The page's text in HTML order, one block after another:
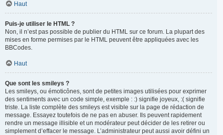
Haut
Puis-je utiliser le HTML ?
Non, il n’est pas possible de publier du HTML sur ce forum. La plupart des
mises en forme permises par le HTML peuvent être appliquées avec les
BBCodes.
Haut
Que sont les smileys ?
Les smileys, ou émoticônes, sont de petites images utilisées pour exprimer
des sentiments avec un code simple, exemple : :) signifie joyeux, :( signifie
triste. La liste complète des smileys est visible sur la page de rédaction de
message. Essayez toutefois de ne pas en abuser. Ils peuvent rapidement
rendre un message illisible et un modérateur peut décider de les retirer ou
simplement d’effacer le message. L’administrateur peut aussi avoir défini un